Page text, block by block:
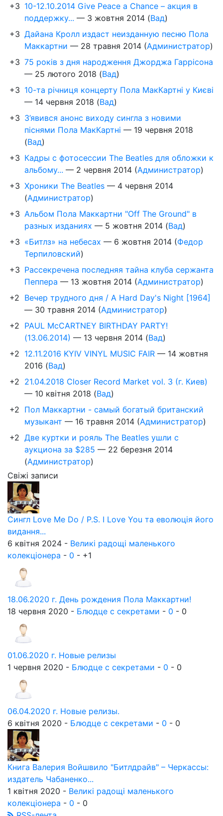
+3 10-12.10.2014 Give Peace a Chance – акция в
поддержку... — 3 жовтня 2014 (Вад)
+3 Дайана Кролл издаст неизданную песню Пола
Маккартни — 28 травня 2014 (Администратор)
+3 75 років з дня народження Джорджа Гаррісона
— 25 лютого 2018 (Вад)
+3 10-та річниця концерту Пола МакКартні у Києві
— 14 червня 2018 (Вад)
+3 З’явився анонс виходу сингла з новими
піснями Пола МакКартні — 19 червня 2018
(Вад)
+3 Кадры с фотосессии The Beatles для обложки к
альбому... — 2 червня 2014 (Администратор)
+3 Хроники The Beatles — 4 червня 2014
(Администратор)
+3 Альбом Пола Маккартни "Off The Ground" в
разных изданиях — 5 жовтня 2014 (Вад)
+3 «Битлз» на небесах — 6 жовтня 2014 (Федор
Терпиловский)
+3 Рассекречена последняя тайна клуба сержанта
Пеппера — 13 жовтня 2014 (Администратор)
+2 Вечер трудного дня / A Hard Day's Night [1964]
— 30 травня 2014 (Администратор)
+2 PAUL McCARTNEY BIRTHDAY PARTY!
(13.06.2014) — 13 червня 2014 (Вад)
+2 12.11.2016 KYIV VINYL MUSIC FAIR — 14 жовтня
2016 (Вад)
+2 21.04.2018 Closer Record Market vol. 3 (г. Киев)
— 10 квітня 2018 (Вад)
+2 Пол Маккартни - самый богатый британский
музыкант — 16 травня 2014 (Администратор)
+2 Две куртки и рояль The Beatles ушли с
аукциона за $285 — 22 березня 2014
(Администратор)
Свіжі записи
Сингл Love Me Do / P.S. I Love You та еволюція його
видання...
6 квітня 2024 - Великі радощі маленького
колекціонера - 0 - +1
18.06.2020 г. День рождения Пола Маккартни!
18 червня 2020 - Блюдце с секретами - 0 - 0
01.06.2020 г. Новые релизы
1 червня 2020 - Блюдце с секретами - 0 - 0
06.04.2020 г. Новые релизы.
6 квітня 2020 - Блюдце с секретами - 0 - 0
Книга Валерия Войшвило "Битлдрайв" – Черкассы:
издатель Чабаненко...
1 квітня 2020 - Великі радощі маленького
колекціонера - 0 - 0